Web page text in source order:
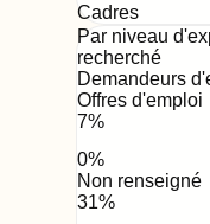
Cadres
Par niveau
recherché
Demandeurs
Offres d'emploi
7%
0%
Non renseigné
31%